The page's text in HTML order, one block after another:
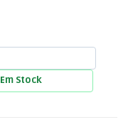
Em Stock